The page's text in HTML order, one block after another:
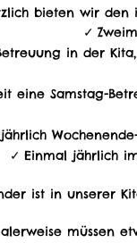
bieten wir
in der
eine Samstag-
Einmal jährlich
ist in unserer
müssen